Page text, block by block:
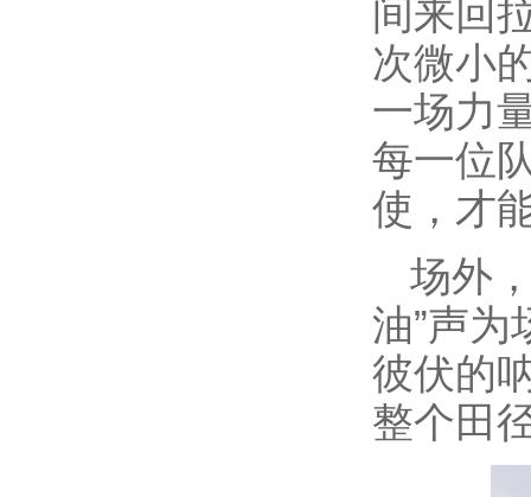
间来回
次微小
一场力
每一位
使，才
场外
油”声为
彼伏的
整个田